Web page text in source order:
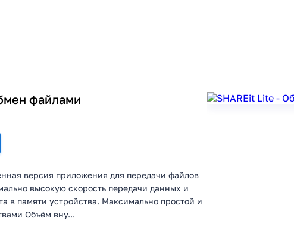
файлами
версия приложения для передачи файлов
высокую скорость передачи данных и
в памяти устройства. Максимально простой и
Объём вну...